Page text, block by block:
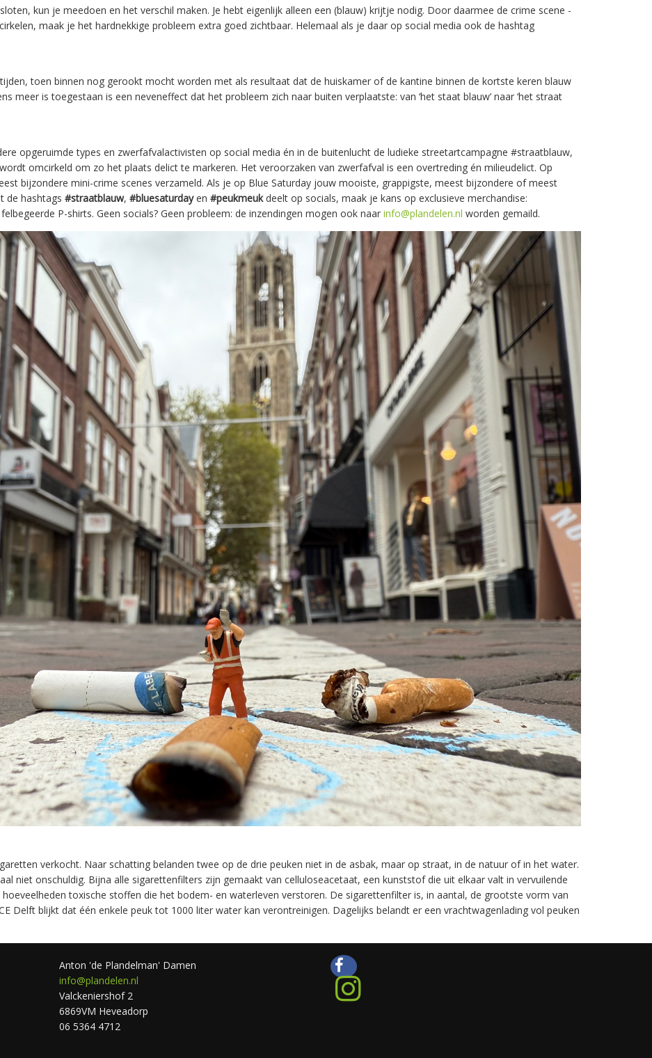
kun je meedoen en het verschil maken. Je hebt eigenlijk alleen een (blauw) krijtje nodig. Door daarmee de crime scene -
maak je het hardnekkige probleem extra goed zichtbaar. Helemaal als je daar op social media ook de hashtag
toen binnen nog gerookt mocht worden met als resultaat dat de huiskamer of de kantine binnen de kortste keren blauw
meer is toegestaan is een neveneffect dat het probleem zich naar buiten verplaatste: van ‘het staat blauw’ naar ‘het straat
opgeruimde types en zwerfafvalactivisten op social media én in de buitenlucht de ludieke streetartcampagne #straatblauw,
omcirkeld om zo het plaats delict te markeren. Het veroorzaken van zwerfafval is een overtreding én milieudelict. Op
bijzondere mini-crime scenes verzameld. Als je op Blue Saturday jouw mooiste, grappigste, meest bijzondere of meest
de hashtags #straatblauw, #bluesaturdayen #peukmeukdeelt op socials, maak je kans op exclusieve merchandise:
P-shirts. Geen socials? Geen probleem: de inzendingen mogen ook naar info@plandelen.nl worden gemaild.
verkocht. Naar schatting belanden twee op de drie peuken niet in de asbak, maar op straat, in de natuur of in het water.
niet onschuldig. Bijna alle sigarettenfilters zijn gemaakt van celluloseacetaat, een kunststof die uit elkaar valt in vervuilende
toxische stoffen die het bodem- en waterleven verstoren. De sigarettenfilter is, in aantal, de grootste vorm van
Delft blijkt dat één enkele peuk tot 1000 liter water kan verontreinigen. Dagelijks belandt er een vrachtwagenlading vol peuken
Anton 'de Plandelman' Damen
info@plandelen.nl
Valckeniershof 2
6869VM Heveadorp
06 5364 4712